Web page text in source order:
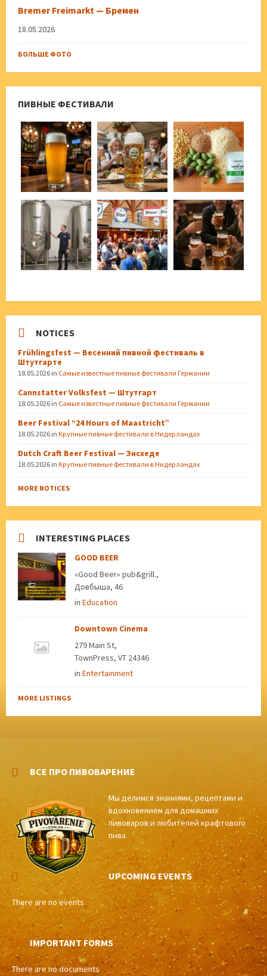
Bremer Freimarkt — Бремен
18.05.2026
БОЛЬШЕ ФОТО
ПИВНЫЕ ФЕСТИВАЛИ
NOTICES
Frühlingsfest — Весенний пивной фестиваль в
Штутгарте
18.05.2026 in Самые известные пивные фестивали Германии
Cannstatter Volksfest — Штутгарт
18.05.2026 in Самые известные пивные фестивали Германии
Beer Festival “24 Hours of Maastricht”
18.05.2026 in Крупные пивные фестивали в Нидерландах
Dutch Craft Beer Festival — Энсхеде
18.05.2026 in Крупные пивные фестивали в Нидерландах
MORE NOTICES
INTERESTING PLACES
GOOD BEER
«Good Beer» pub&grill.,
Довбыша, 46
in Education
Downtown Cinema
279 Main St,
TownPress, VT 24346
in Entertainment
MORE LISTINGS
ВСЕ ПРО ПИВОВАРЕНИЕ
Мы делимся знаниями, рецептами и
вдохновением для домашних
пивоваров и любителей крафтового
пива.
UPCOMING EVENTS
There are no events
IMPORTANT FORMS
There are no documents